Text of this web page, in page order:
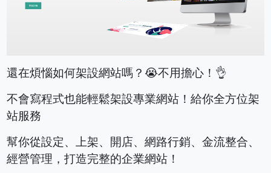
還在煩惱如何架設網站嗎？😭不用擔心！👌
不會寫程式也能輕鬆架設專業網站！給你全方位架
站服務
幫你從設定、上架、開店、網路行銷、金流整合、
經營管理，打造完整的企業網站！